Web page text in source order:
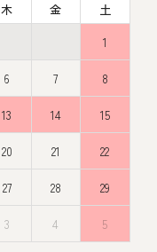
木 金
土
1
6 7 8
13 14 15
20 21 22
27 28 29
3 4 5